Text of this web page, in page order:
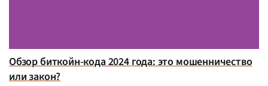
Обзор биткойн-кода 2024 года: это мошенничество
или закон?